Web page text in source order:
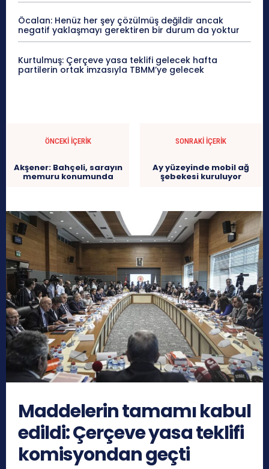
Öcalan: Henüz her şey çözülmüş değildir ancak
negatif yaklaşmayı gerektiren bir durum da yoktur
Kurtulmuş: Çerçeve yasa teklifi gelecek hafta
partilerin ortak imzasıyla TBMM’ye gelecek
ÖNCEKI İÇERIK
Akşener: Bahçeli, sarayın
memuru konumunda
SONRAKI İÇERIK
Ay yüzeyinde mobil ağ
şebekesi kuruluyor